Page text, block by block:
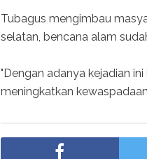
Tubagus mengimbau
selatan, bencana alam
"Dengan adanya kejadian
meningkatkan